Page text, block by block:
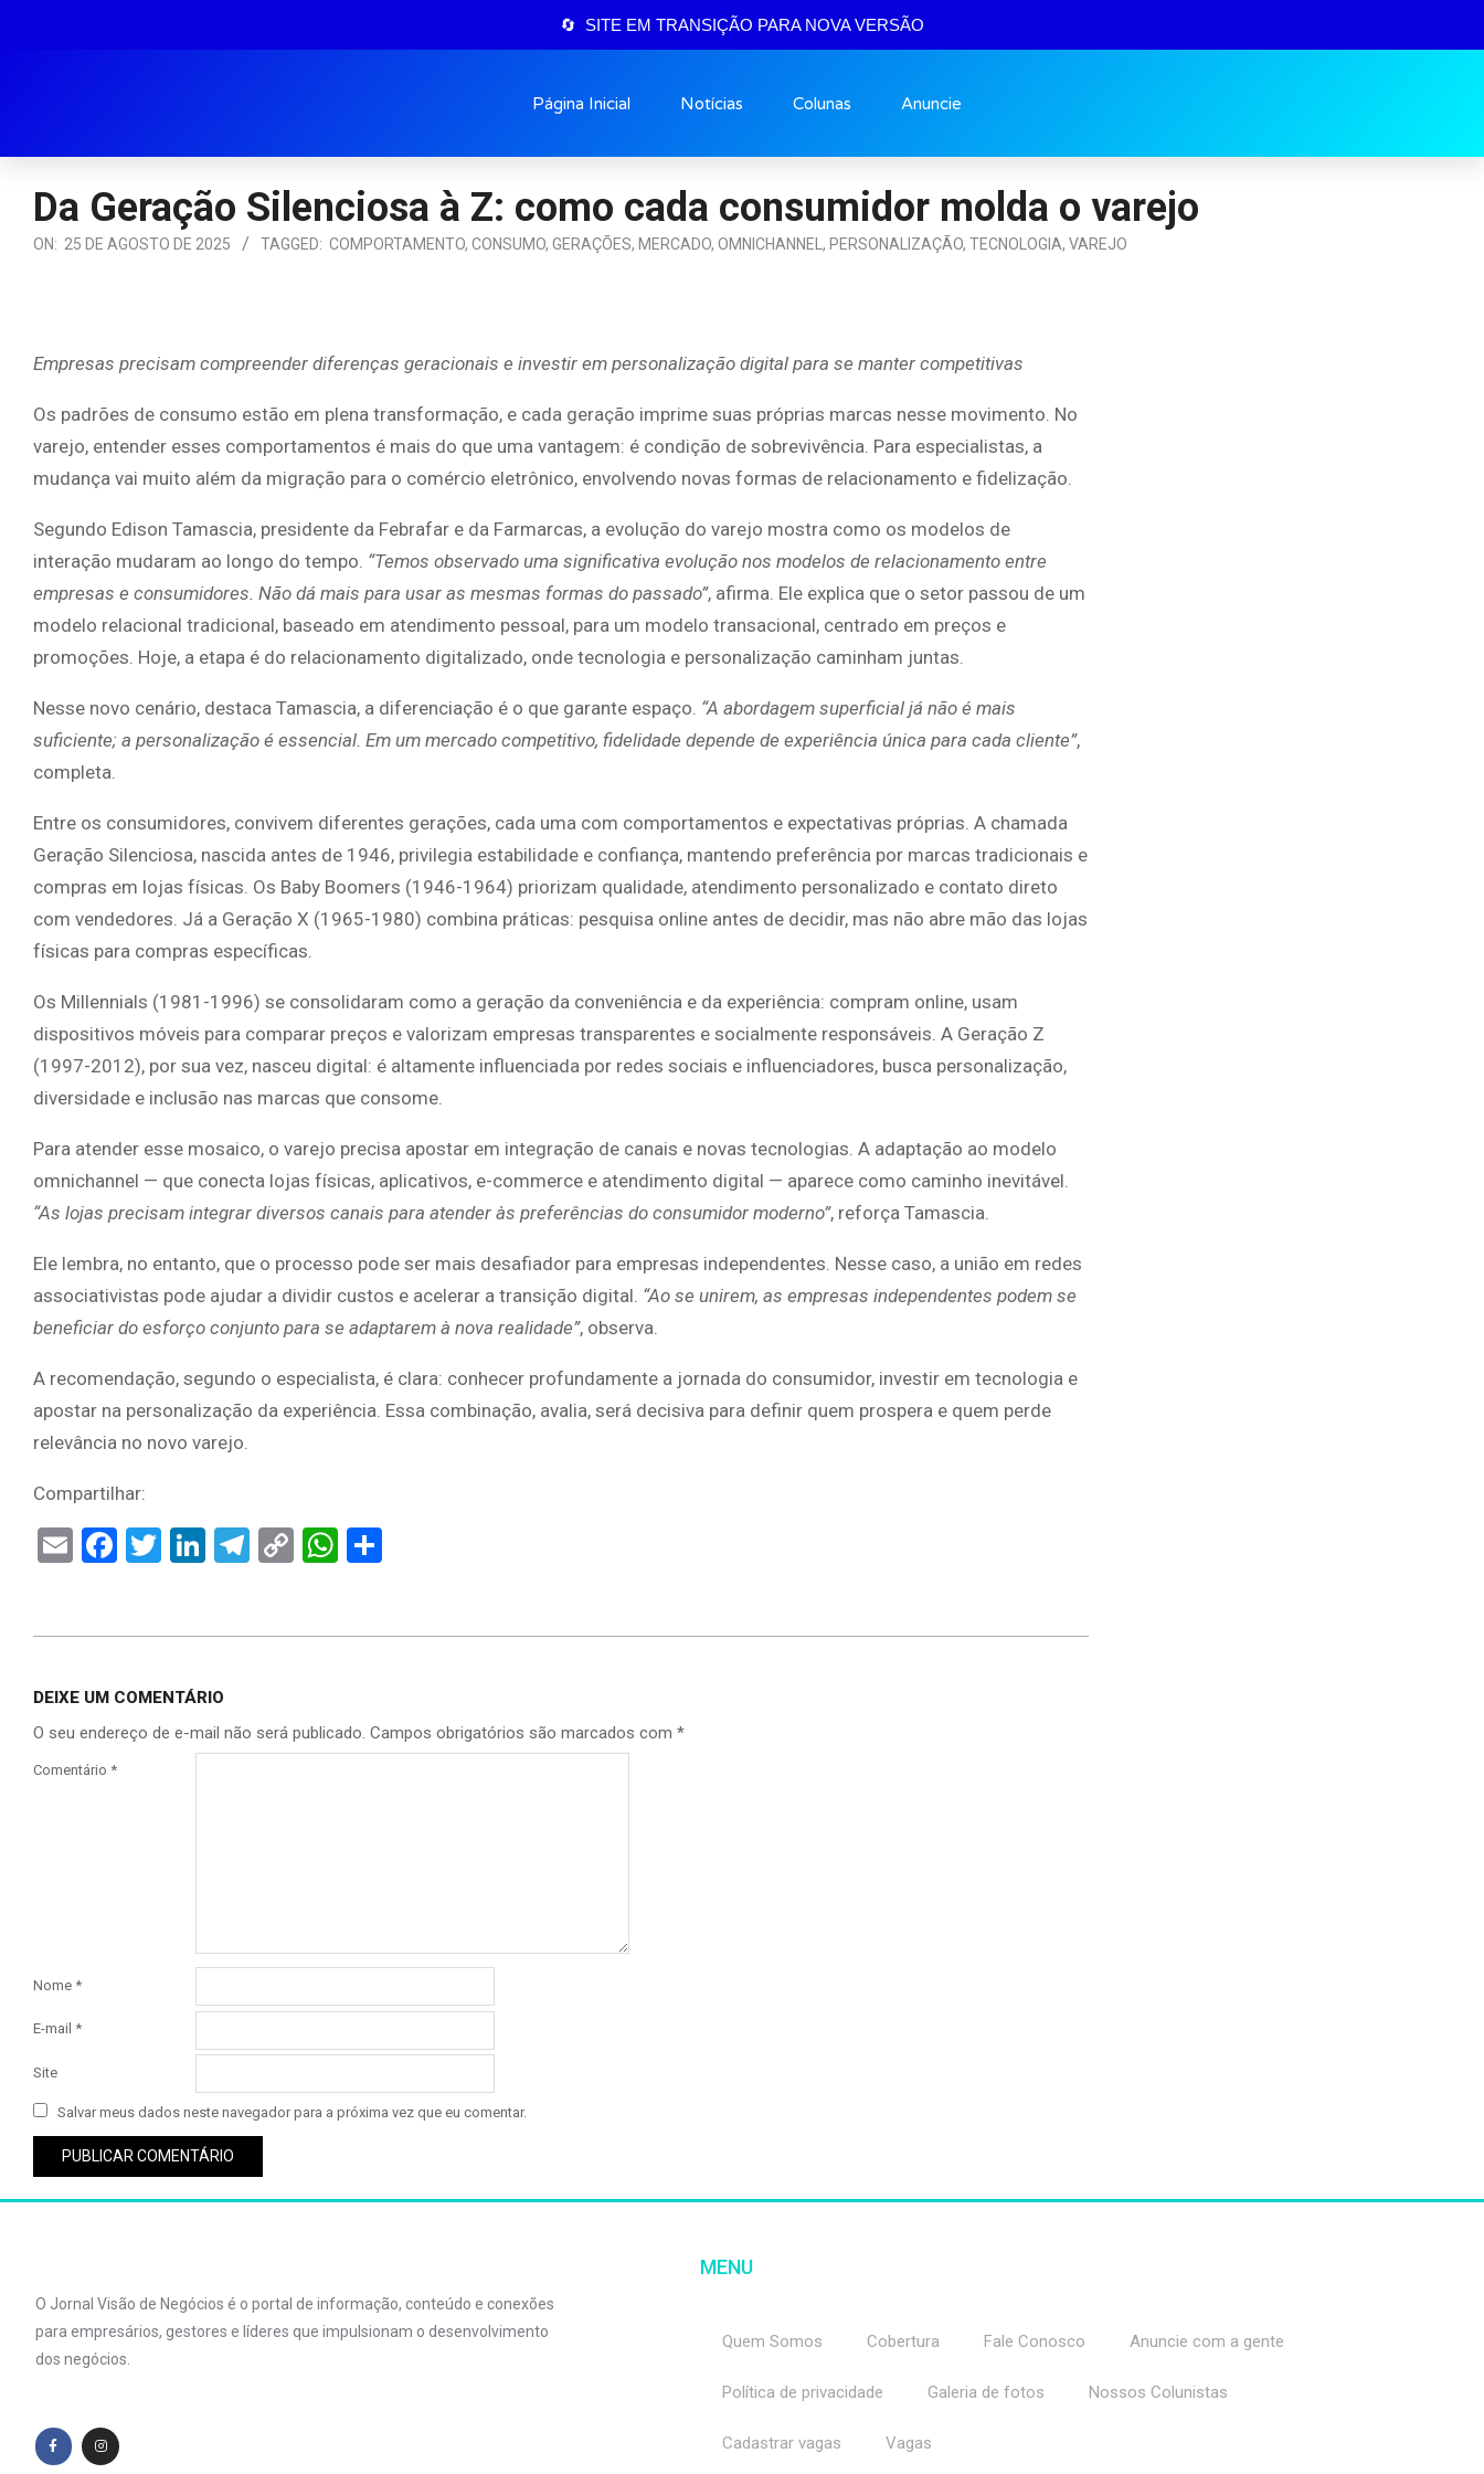
🔄 SITE EM TRANSIÇÃO PARA NOVA VERSÃO
Página Inicial Notícias Colunas Anuncie
Da Geração Silenciosa à Z: como cada consumidor molda o varejo
ON: 25 DE AGOSTO DE 2025 TAGGED: COMPORTAMENTO, CONSUMO, GERAÇÕES, MERCADO, OMNICHANNEL , PERSONALIZAÇÃO, TECNOLOGIA, VAREJO
Empresas precisam compreender diferenças geracionais e investir em personalização digital para se manter competitivas
Os padrões de consumo estão em plena transformação, e cada geração imprime suas próprias marcas nesse movimento. No
varejo, entender esses comportamentos é mais do que uma vantagem: é condição de sobrevivência. Para especialistas, a
mudança vai muito além da migração para o comércio eletrônico, envolvendo novas formas de relacionamento e fidelização.
Segundo Edison Tamascia, presidente da Febrafar e da Farmarcas, a evolução do varejo mostra como os modelos de
interação mudaram ao longo do tempo. “Temos observado uma significativa evolução nos modelos de relacionamento entre
empresas e consumidores. Não dá mais para usar as mesmas formas do passado”, afirma. Ele explica que o setor passou de um
modelo relacional tradicional, baseado em atendimento pessoal, para um modelo transacional, centrado em preços e
promoções. Hoje, a etapa é do relacionamento digitalizado, onde tecnologia e personalização caminham juntas.
Nesse novo cenário, destaca Tamascia, a diferenciação é o que garante espaço. “A abordagem superficial já não é mais
suficiente; a personalização é essencial. Em um mercado competitivo, fidelidade depende de experiência única para cada cliente”,
completa.
Entre os consumidores, convivem diferentes gerações, cada uma com comportamentos e expectativas próprias. A chamada
Geração Silenciosa, nascida antes de 1946, privilegia estabilidade e confiança, mantendo preferência por marcas tradicionais e
compras em lojas físicas. Os Baby Boomers (1946-1964) priorizam qualidade, atendimento personalizado e contato direto
com vendedores. Já a Geração X (1965-1980) combina práticas: pesquisa online antes de decidir, mas não abre mão das lojas
físicas para compras específicas.
Os Millennials (1981-1996) se consolidaram como a geração da conveniência e da experiência: compram online, usam
dispositivos móveis para comparar preços e valorizam empresas transparentes e socialmente responsáveis. A Geração Z
(1997-2012), por sua vez, nasceu digital: é altamente influenciada por redes sociais e influenciadores, busca personalização,
diversidade e inclusão nas marcas que consome.
Para atender esse mosaico, o varejo precisa apostar em integração de canais e novas tecnologias. A adaptação ao modelo
omnichannel — que conecta lojas físicas, aplicativos, e-commerce e atendimento digital — aparece como caminho inevitável.
“As lojas precisam integrar diversos canais para atender às preferências do consumidor moderno”, reforça Tamascia.
Ele lembra, no entanto, que o processo pode ser mais desafiador para empresas independentes. Nesse caso, a união em redes
associativistas pode ajudar a dividir custos e acelerar a transição digital. “Ao se unirem, as empresas independentes podem se
beneficiar do esforço conjunto para se adaptarem à nova realidade”, observa.
A recomendação, segundo o especialista, é clara: conhecer profundamente a jornada do consumidor, investir em tecnologia e
apostar na personalização da experiência. Essa combinação, avalia, será decisiva para definir quem prospera e quem perde
relevância no novo varejo.
Compartilhar:
EmailFacebook
Twitter
LinkedIn
Telegram
CopyWhatsApp
DEIXE UM COMENTÁRIO
O seu endereço de e-mail não será publicado. Campos obrigatórios são marcados com *
Comentário *
Nome *
E-mail *
Site
Salvar meus dados neste navegador para a próxima vez que eu comentar.
O Jornal Visão de Negócios é o portal de informação, conteúdo e conexões
para empresários, gestores e líderes que impulsionam o desenvolvimento
dos negócios.
MENU
Quem Somos Cobertura Fale Conosco Anuncie com a gente
Política de privacidade Galeria de fotos Nossos Colunistas
Cadastrar vagas Vagas